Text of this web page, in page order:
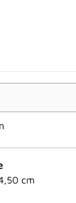
cm